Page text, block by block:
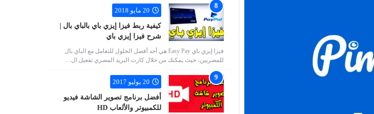
20 مايو 2018
كيفية ربط فيزا إيزي باي بالباي بال |
شرح فيزا إيزي باي
فيزا إيزي باي Easy Pay هي أحد أفضل الحلول للتعامل مع الباي بال
للمصريين، حيث يمكنك من خلال كارت البريد المصري تفعيل ال…
20 يوليو 2017
أفضل برنامج تصوير الشاشة فيديو
للكمبيوتر والألعاب HD